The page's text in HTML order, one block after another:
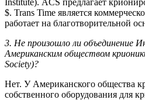
$. Trans Time является
работает на благотворительной
3. Не произошло ли объединение
Американским обществом
Society)?
Нет. У Американского общества
собственного оборудования для